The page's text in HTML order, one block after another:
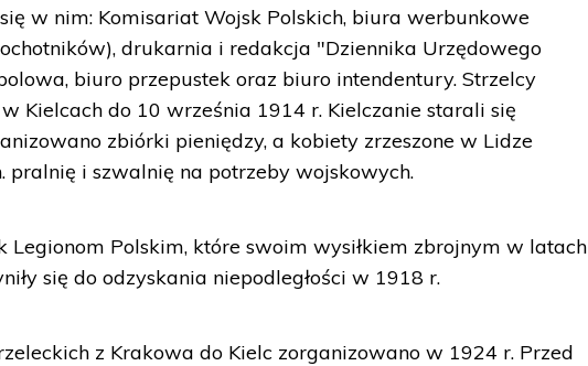
w nim: Komisariat Wojsk Polskich, biura werbunkowe
ochotników), drukarnia i redakcja "Dziennika Urzędowego
biuro przepustek oraz biuro intendentury. Strzelcy
Kielcach do 10 września 1914 r. Kielczanie starali się
zbiórki pieniędzy, a kobiety zrzeszone w Lidze
pralnię i szwalnię na potrzeby wojskowych.
Legionom Polskim, które swoim wysiłkiem zbrojnym w latach
się do odzyskania niepodległości w 1918 r.
z Krakowa do Kielc zorganizowano w 1924 r. Przed